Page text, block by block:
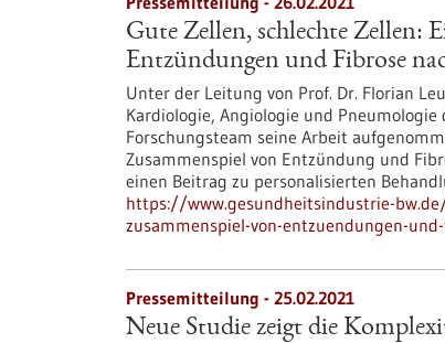
Gute Zellen, schlechte Zellen:
Entzündungen und Fibrose
Unter der Leitung von Prof. Dr. Florian
Kardiologie, Angiologie und
Forschungsteam seine Arbeit
Zusammenspiel von Entzündung und
einen Beitrag zu personalisierten
https://www.gesundheitsindustrie-
zusammenspiel-von-entzuendungen-
Pressemitteilung - 25.02.2021
Neue Studie zeigt die